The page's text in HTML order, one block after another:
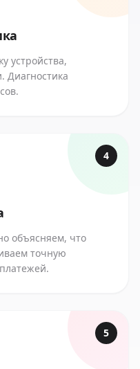
устройства,
Диагностика
4
объясняем, что
точную
5